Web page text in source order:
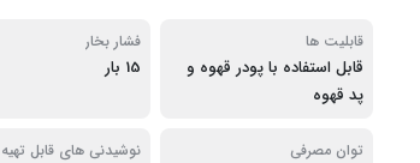
قابلیت ها
قابل استفاده با پودر قهوه و
پد قهوه
فشار بخار
15 بار
توان مصرفی نوشیدنی های قابل تهیه